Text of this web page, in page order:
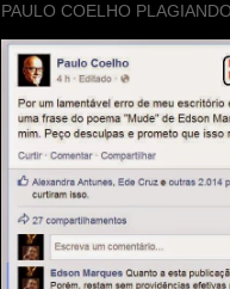
PAULO COELHO